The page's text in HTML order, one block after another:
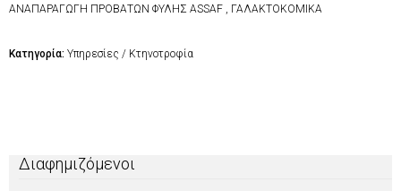
ΑΝΑΠΑΡΑΓΩΓΗ ΠΡΟΒΑΤΩΝ ΦΥΛΗΣ ASSAF , ΓΑΛΑΚΤΟΚΟΜΙΚΑ
Κατηγορία: Υπηρεσίες / Κτηνοτροφία
Διαφημιζόμενοι